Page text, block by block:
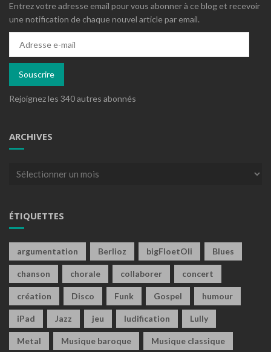
Entrez votre adresse email pour vous abonner à ce blog et recevoir
une notification de chaque nouvel article par email.
mail
Souscrire
Rejoignez les 340 autres abonnés
ARCHIVES
Archives
ÉTIQUETTES
argumentation Berlioz bigFloetOli Blues
chanson chorale collaborer concert
création Disco Funk Gospel humour
iPad Jazz jeu ludification Lully
Metal Musique baroque Musique classique